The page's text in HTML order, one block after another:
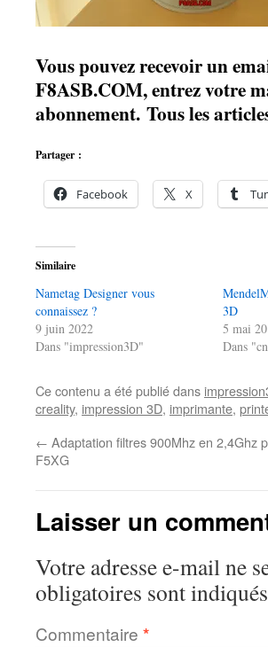
Vous pouvez recevoir un
F8ASB.COM, entrez votre
abonnement. Tous les
Partager :
Facebook X
Similaire
Nametag Designer vous
connaissez ?
9 juin 2022
Dans "impression3D"
3D
5 mai
Dans
Ce contenu a été publié dans
creality, impression 3D, imprimante,
← Adaptation filtres 900Mhz en 2,4Ghz
F5XG
Laisser un
Votre adresse e-mail ne
obligatoires sont
Commentaire *